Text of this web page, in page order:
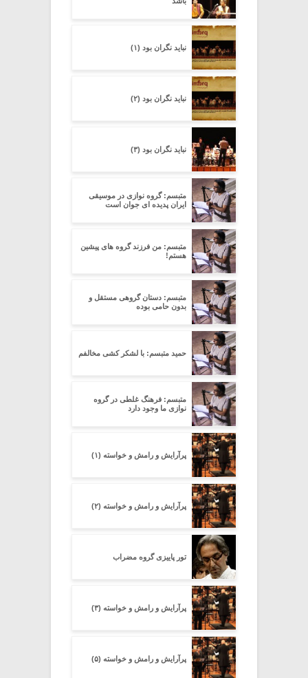
نباید نگران بود (۱)
نباید نگران بود (۲)
نباید نگران بود (۳)
متبسم: گروه نوازی در موسیقی
ایران پدیده ای جوان است
متبسم: من فرزند گروه های پیشین
هستم!
متبسم: دستان گروهی مستقل و
بدون حامی بوده
حمید متبسم: با لشکر کشی مخالفم
متبسم: فرهنگ غلطی در گروه
نوازی ما وجود دارد
پرآرایش و رامش و خواسته (۱)
پرآرایش و رامش و خواسته (۲)
تور پاییزی گروه مضراب
پرآرایش و رامش و خواسته (۳)
پرآرایش و رامش و خواسته (۵)